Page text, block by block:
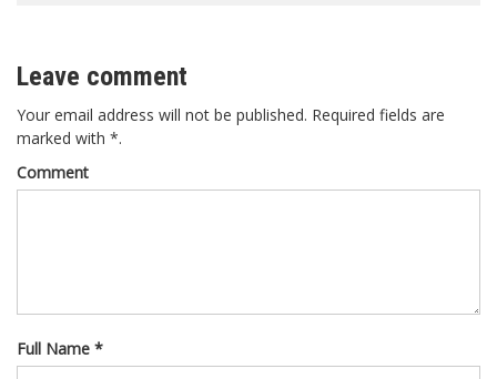
Leave comment
Your email address will not be published. Required fields are
marked with *.
Comment
Full Name *